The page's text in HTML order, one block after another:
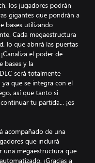
los jugadores podrán
gigantes que pondrán a
bases utilizando
Cada megaestructura
lo que abrirá las puertas
el poder de
bases y la
será totalmente
que se integra con el
así que tanto si
tu partida... ¡es
acompañado de una
que incluirá
una megaestructura que
¡Gracias a